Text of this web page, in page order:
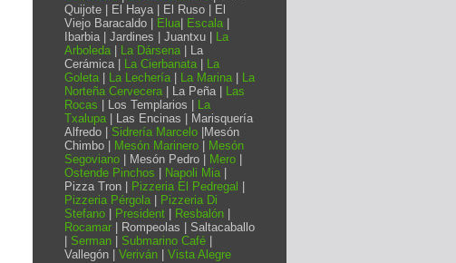
Quijote | El Haya | El Ruso | El
Viejo Baracaldo |
Elua Escala
Ibarbia | Jardines | Juantxu |
La
Arboleda
La Dársena | La
Cerámica |
La Cierbanata
La
Goleta
La Lechería La Marina
La
Norteña Cervecera | La Peña |
Las
Rocas | Los Templarios |
La
Txalupa | Las Encinas | Marisquería
Alfredo | Sidrería Marcelo |Mesón
Chimbo |
Mesón Marinero
Mesón
Segoviano | Mesón Pedro | Mero
Ostende Pinchos
Napoli Mia
Pizza Tron |
Pizzeria El Pedregal
Pizzeria Pérgola
Pizzeria Di
Stefano
President Resbalón
Rocamar
| Rompeolas | Saltacaballo
Serman Submarino Café
Vallegón | Veriván Vista Alegre